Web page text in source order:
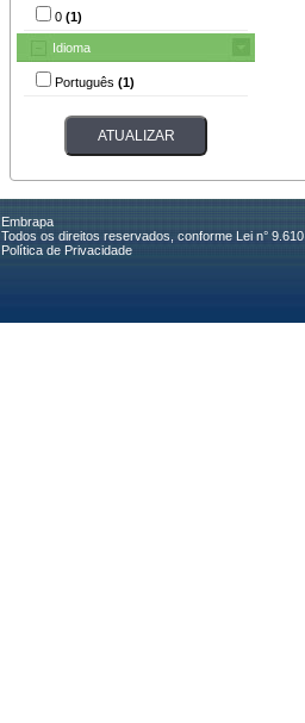
0 (1)
Idioma
Português (1)
Embrapa
Todos os direitos reservados, conforme Lei n° 9.610
Política de Privacidade